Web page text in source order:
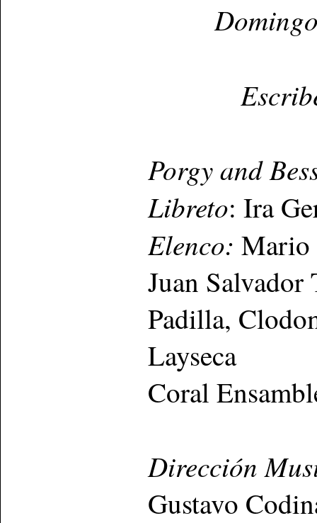
Porgy and
Libreto: Ira
Elenco: Mario
Juan
Padilla,
Layseca
Coral
Dirección
Gustavo